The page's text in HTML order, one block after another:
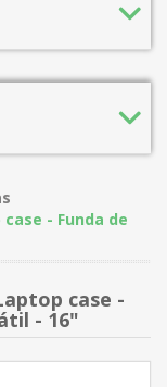
- Funda de
case -
- 16"